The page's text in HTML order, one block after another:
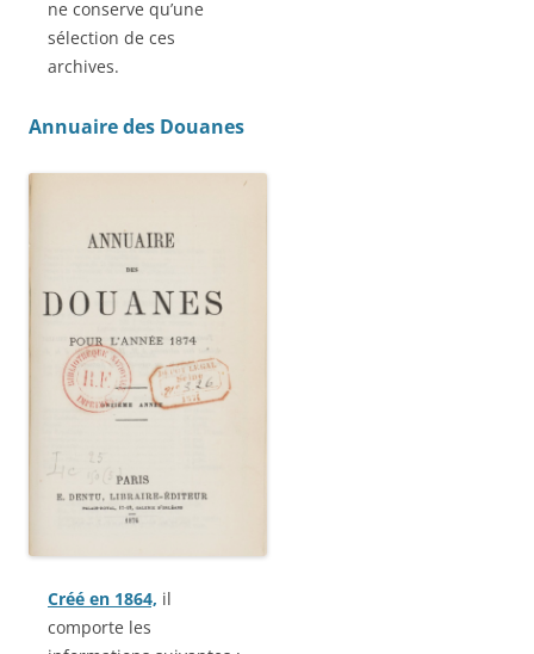
ne conserve qu’une
sélection de ces
archives.
Annuaire des Douanes
Créé en 1864, il
comporte les